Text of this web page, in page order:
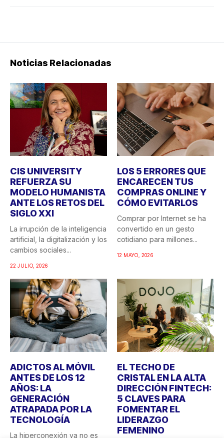
Noticias Relacionadas
CIS UNIVERSITY
REFUERZA SU
MODELO HUMANISTA
ANTE LOS RETOS DEL
SIGLO XXI
La irrupción de la inteligencia
artificial, la digitalización y los
cambios sociales...
22 JULIO, 2026
LOS 5 ERRORES QUE
ENCARECEN TUS
COMPRAS ONLINE Y
CÓMO EVITARLOS
Comprar por Internet se ha
convertido en un gesto
cotidiano para millones...
12 MAYO, 2026
ADICTOS AL MÓVIL
ANTES DE LOS 12
AÑOS: LA
GENERACIÓN
ATRAPADA POR LA
TECNOLOGÍA
La hiperconexión ya no es
EL TECHO DE
CRISTAL EN LA ALTA
DIRECCIÓN FINTECH:
5 CLAVES PARA
FOMENTAR EL
LIDERAZGO
FEMENINO